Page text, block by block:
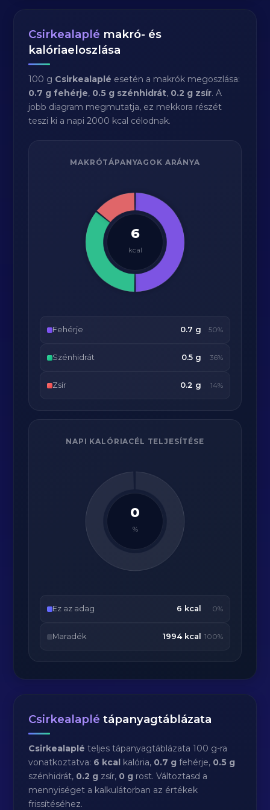
Csirkealaplé makró- és
kalóriaeloszlása
100 g Csirkealaplé esetén a makrók megoszlása:
0.7 g fehérje, 0.5 g szénhidrát, 0.2 g zsír. A
jobb diagram megmutatja, ez mekkora részét
teszi ki a napi 2000 kcal célodnak.
MAKRÓTÁPANYAGOK ARÁNYA
6
kcal
Fehérje 0.7 g 50%
Szénhidrát 0.5 g 36%
Zsír 0.2 g 14%
NAPI KALÓRIACÉL TELJESÍTÉSE
0
%
Ez az adag 6 kcal 0%
Maradék 1994 kcal 100%
Csirkealaplé tápanyagtáblázata
Csirkealaplé teljes tápanyagtáblázata 100 g-ra
vonatkoztatva: 6 kcal kalória, 0.7 g fehérje, 0.5 g
szénhidrát, 0.2 g zsír, 0 g rost. Változtasd a
mennyiséget a kalkulátorban az értékek
frissítéséhez.